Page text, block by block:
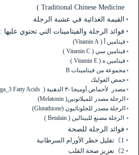
Traditional Chinese Medicine )
القيمة الغذائية في عشبة الرجلة
فوائد الرجلة والفيتامينات التي تحتوي عليها :
فيتامين أ ( Vitamin A)
فيتامين سي ( Vitamin C )
فيتامين ه ( Vitamin E )
مجموعة من فيتامينات B
حمض الفوليك
مصدر لأحماض أوميجا -٣ الدهنية ( Omega_3 Fatty Acids )
الرجلة مصدر للميلاتونين( Melatonin)
الرجلة مصدر للجلوتاثيون (Glutathione)
الرجلة مصنع للبيتالين ( Betalain )
فوائد الرجلة للصحة
1》تقليل خطر الأورام السرطانية
2》تعزيز صحة القلب